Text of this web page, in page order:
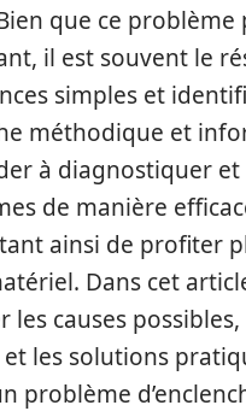
que ce problème
il est souvent le
simples et
méthodique et
à diagnostiquer et
de manière
ainsi de profiter
Dans cet
les causes
et les solutions
problème